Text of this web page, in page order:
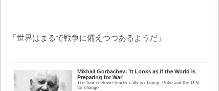
「世界はまるで戦争に備えつつあるようだ」
Mikhail Gorbachev: 'It Looks as if the World Is
Preparing for War'
The former Soviet leader calls on Trump, Putin and the U.N.
for change